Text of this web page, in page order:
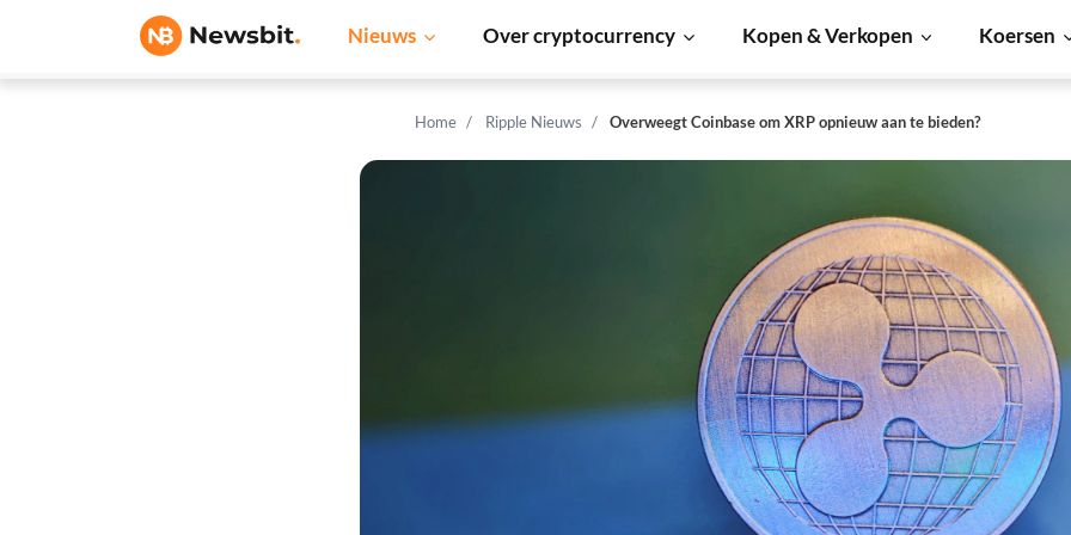
Nieuws Over cryptocurrency Kopen & Verkopen Koersen
Home Ripple Nieuws Overweegt Coinbase om XRP opnieuw aan te bieden?